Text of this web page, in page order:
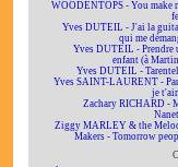
WOODENTOPS - You make
Yves DUTEIL - J'ai la
qui me
Yves DUTEIL - Prendre
enfant (à
Yves DUTEIL -
Yves SAINT-LAURENT -
je
Zachary RICHARD -
Ziggy MARLEY & the
Makers - Tomorrow